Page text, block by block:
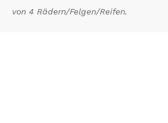
von 4 Rädern/Felgen/Reifen.